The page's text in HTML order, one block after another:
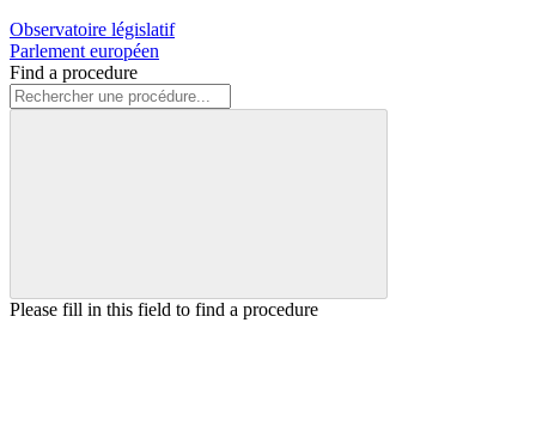
Observatoire législatif
Parlement européen
Find a procedure
Please fill in this field to find a procedure